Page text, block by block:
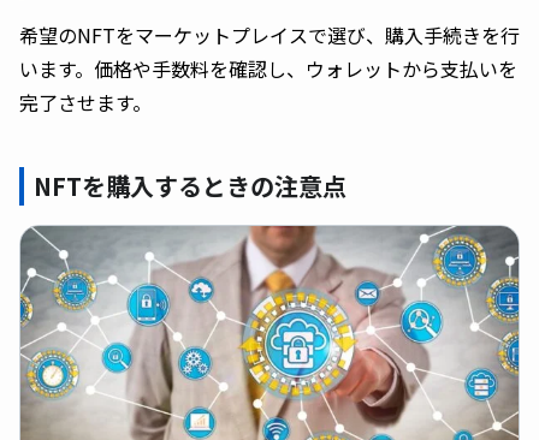
希望のNFTをマーケットプレイスで選び、購入手続きを行
います。価格や手数料を確認し、ウォレットから支払いを
完了させます。
NFTを購入するときの注意点